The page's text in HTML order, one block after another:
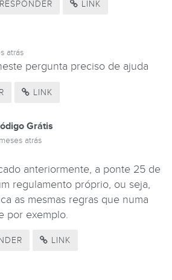
RESPONDER LINK
atrás
pergunta preciso de ajuda
LINK
Grátis
atrás
anteriormente, a ponte 25 de
regulamento próprio, ou seja,
as mesmas regras que numa
por exemplo.
LINK